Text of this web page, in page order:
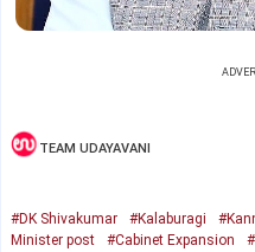
TEAM UDAYAVANI
#DK Shivakumar #Kalaburagi
Minister post
#Cabinet Expansion